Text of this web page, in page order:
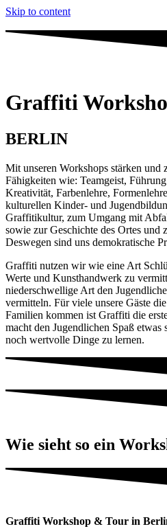
Skip to content
Graffiti
BERLIN
Mit unseren Workshops stärken und
Fähigkeiten wie: Teamgeist,
Kreativität, Farbenlehre,
kulturellen Kinder- und
Graffitikultur, zum Umgang mit
sowie zur Geschichte des Ortes und
Deswegen sind uns demokratische
Graffiti nutzen wir wie eine Art
Werte und Kunsthandwerk zu
niederschwellige Art den
vermitteln. Für viele unsere Gäste
Familien kommen ist Graffiti die
macht den Jugendlichen Spaß etwas
noch wertvolle Dinge zu lernen.
Wie sieht so ein
Graffiti Workshop & Tour in